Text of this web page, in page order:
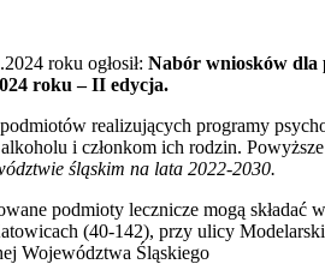
roku ogłosił: Nabór wniosków dla
roku – II edycja.
realizujących programy
i członkom ich rodzin.
śląskim na lata 2022-2030.
podmioty lecznicze mogą składać
(40-142), przy ulicy
Województwa Śląskiego